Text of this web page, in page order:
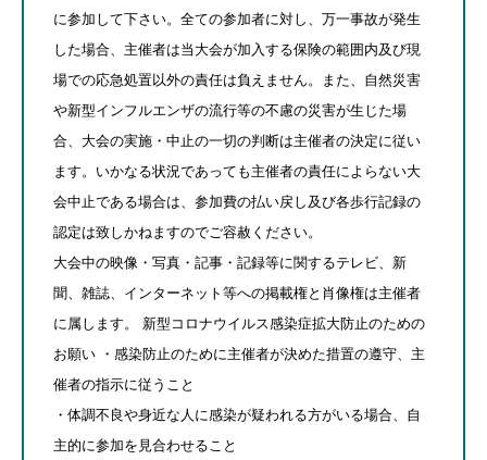
に参加して下さい。全ての参加者に対し、万一事故が発生
した場合、主催者は当大会が加入する保険の範囲内及び現
場での応急処置以外の責任は負えません。また、自然災害
や新型インフルエンザの流行等の不慮の災害が生じた場
合、大会の実施・中止の一切の判断は主催者の決定に従い
ます。いかなる状況であっても主催者の責任によらない大
会中止である場合は、参加費の払い戻し及び各歩行記録の
認定は致しかねますのでご容赦ください。
大会中の映像・写真・記事・記録等に関するテレビ、新
聞、雑誌、インターネット等への掲載権と肖像権は主催者
に属します。 新型コロナウイルス感染症拡大防止のための
お願い ・感染防止のために主催者が決めた措置の遵守、主
催者の指示に従うこと
・体調不良や身近な人に感染が疑われる方がいる場合、自
主的に参加を見合わせること